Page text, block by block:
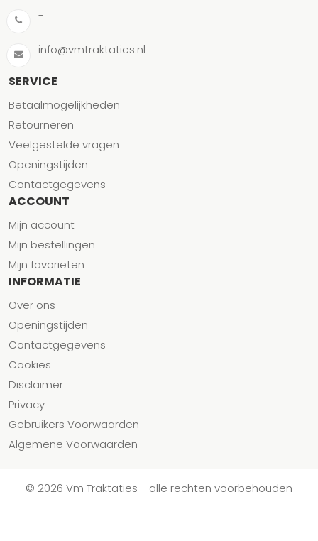
-
info@vmtraktaties.nl
SERVICE
Betaalmogelijkheden
Retourneren
Veelgestelde vragen
Openingstijden
Contactgegevens
ACCOUNT
Mijn account
Mijn bestellingen
Mijn favorieten
INFORMATIE
Over ons
Openingstijden
Contactgegevens
Cookies
Disclaimer
Privacy
Gebruikers Voorwaarden
Algemene Voorwaarden
© 2026 Vm Traktaties - alle rechten voorbehouden